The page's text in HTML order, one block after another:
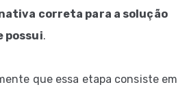
correta para a solução
possui.
que essa etapa consiste em